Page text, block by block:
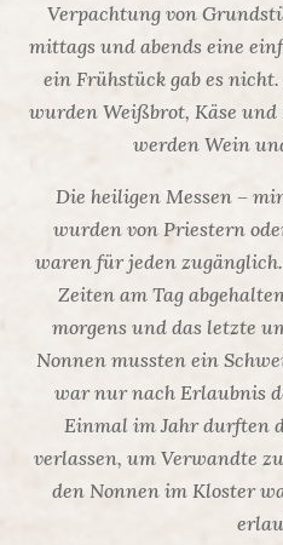
Verpachtung von
mittags und abends eine
ein Frühstück gab es
wurden Weißbrot, Käse
werden Wein
Die heiligen Messen –
wurden von Priestern
waren für jeden
Zeiten am Tag
morgens und das letzte
Nonnen mussten ein
war nur nach Erlaubnis
Einmal im Jahr durften
verlassen, um Verwandte
den Nonnen im Kloster